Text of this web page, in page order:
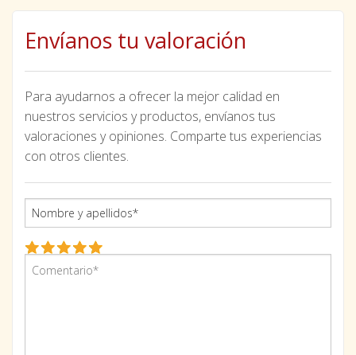
Envíanos tu valoración
Para ayudarnos a ofrecer la mejor calidad en
nuestros servicios y productos, envíanos tus
valoraciones y opiniones. Comparte tus experiencias
con otros clientes.